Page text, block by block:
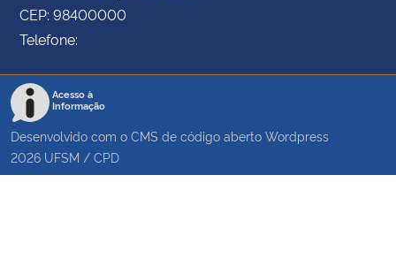
CEP: 98400000
Telefone:
Acesso à
Informação
Desenvolvido com o CMS de código aberto Wordpress
2026 UFSM / CPD